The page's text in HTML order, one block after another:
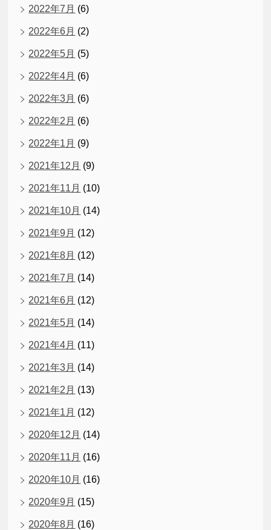
2022年7月 (6)
2022年6月 (2)
2022年5月 (5)
2022年4月 (6)
2022年3月 (6)
2022年2月 (6)
2022年1月 (9)
2021年12月 (9)
2021年11月 (10)
2021年10月 (14)
2021年9月 (12)
2021年8月 (12)
2021年7月 (14)
2021年6月 (12)
2021年5月 (14)
2021年4月 (11)
2021年3月 (14)
2021年2月 (13)
2021年1月 (12)
2020年12月 (14)
2020年11月 (16)
2020年10月 (16)
2020年9月 (15)
2020年8月 (16)